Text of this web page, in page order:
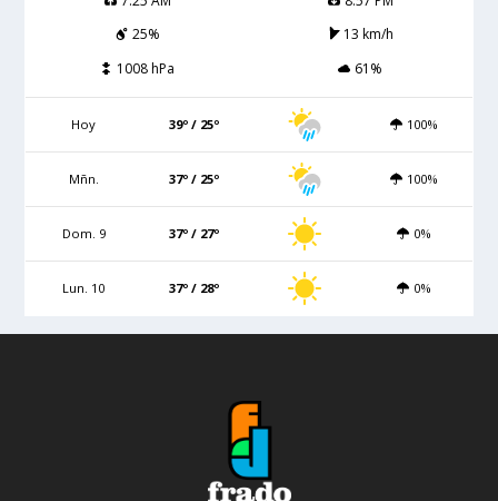
25%
13 km/h
1008 hPa
61%
Hoy 39º / 25º 100%
Mñn. 37º / 25º 100%
Dom. 9 37º / 27º 0%
Lun. 10 37º / 28º 0%